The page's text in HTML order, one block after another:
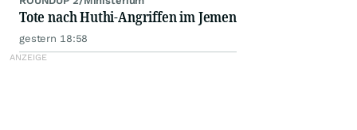
Tote nach Huthi-Angriffen im Jemen
gestern 18:58